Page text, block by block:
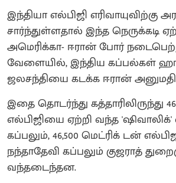
இந்தியா எல்பிஜி எரிவாயுவிற்கு
சார்ந்துள்ளதால் இந்த நெருக்கடி
அமெரிக்கா- ஈரான் போர்
வேளையில், இந்திய கப்பல்கள்
ஜலசந்தியை கடக்க ஈரான்
இதை தொடர்ந்து கத்தாரிலிருந்து
எல்பிஜியை ஏற்றி வந்த
கப்பலும், 46,500 மெட்ரிக் டன்
நந்தாதேவி கப்பலும் குஜராத்
வந்தடைந்தன.